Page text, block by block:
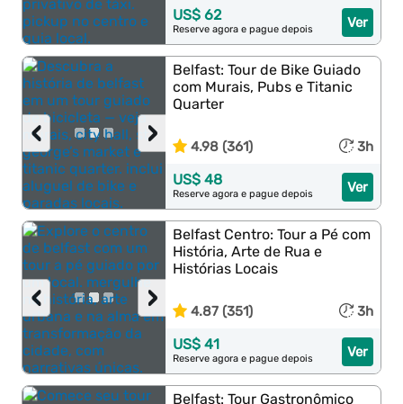
Ver
US$ 62
Reserve agora e pague depois
›
‹
Belfast: Tour de Bike Guiado
com Murais, Pubs e Titanic
Quarter
4.98 (361) 3h
Ver
US$ 48
Reserve agora e pague depois
›
‹
Belfast Centro: Tour a Pé com
História, Arte de Rua e
Histórias Locais
4.87 (351) 3h
Ver
US$ 41
Reserve agora e pague depois
Belfast: Tour Gastronômico